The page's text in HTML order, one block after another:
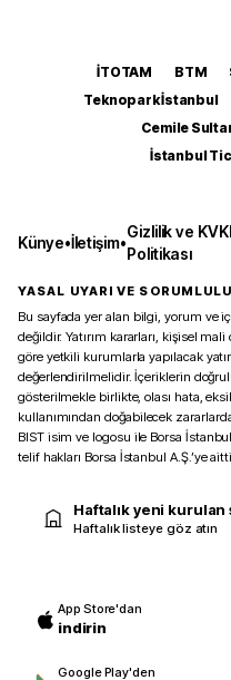
İTOTAM BTM
Teknopark İstanbul
Cemile
İstanbul
Künye•İletişim•
Gizlilik ve
Politikası
YASAL UYARI VE
Bu sayfada yer alan bilgi, yorum ve
değildir. Yatırım kararları, kişisel
göre yetkili kurumlarla yapılacak
değerlendirilmelidir. İçeriklerin
gösterilmekle birlikte, olası hata,
kullanımından doğabilecek
BIST isim ve logosu ile Borsa
telif hakları Borsa İstanbul A.Ş.’ye
Haftalık yeni
Haftalık listeye göz atın
App Store'dan
indirin
Google Play'den